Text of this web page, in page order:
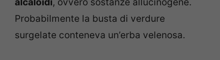
Probabilmente la busta di verdure
surgelate conteneva un’erba velenosa.